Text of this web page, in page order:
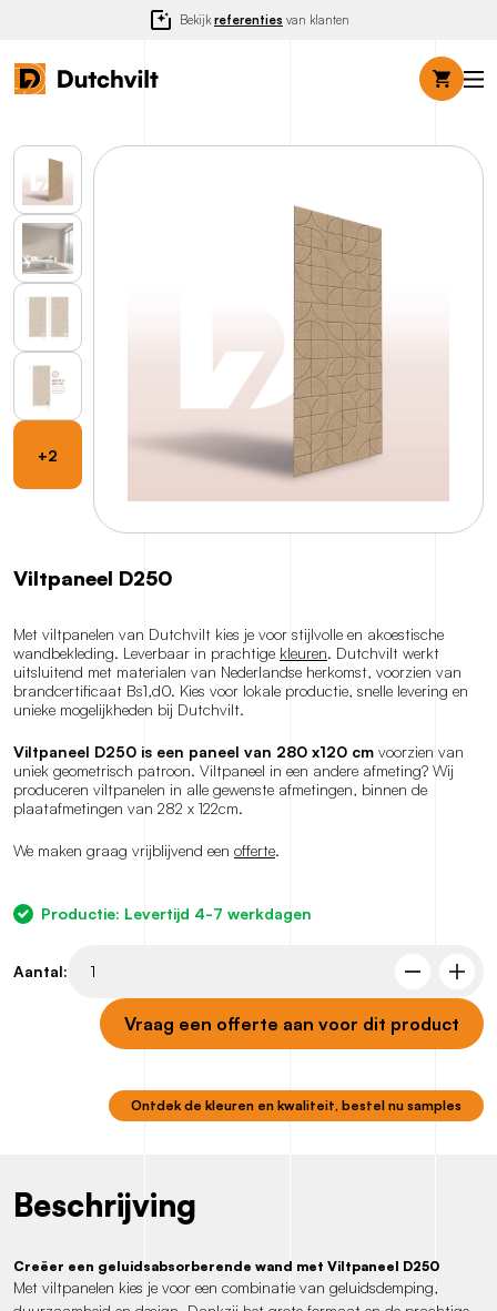
Bekijk referenties van klanten
+2
Viltpaneel D250
Met viltpanelen van Dutchvilt kies je voor stijlvolle en akoestische
wandbekleding. Leverbaar in prachtige kleuren. Dutchvilt werkt
uitsluitend met materialen van Nederlandse herkomst, voorzien van
brandcertificaat Bs1,d0. Kies voor lokale productie, snelle levering en
unieke mogelijkheden bij Dutchvilt.
Viltpaneel D250 is een paneel van 280 x120 cm voorzien van
uniek geometrisch patroon. Viltpaneel in een andere afmeting? Wij
produceren viltpanelen in alle gewenste afmetingen, binnen de
plaatafmetingen van 282 x 122cm.
We maken graag vrijblijvend een offerte.
Productie: Levertijd 4-7 werkdagen
Aantal:
Vraag een offerte aan voor dit product
Ontdek de kleuren en kwaliteit, bestel nu samples
Beschrijving
Creëer een geluidsabsorberende wand met Viltpaneel D250
Met viltpanelen kies je voor een combinatie van geluidsdemping,